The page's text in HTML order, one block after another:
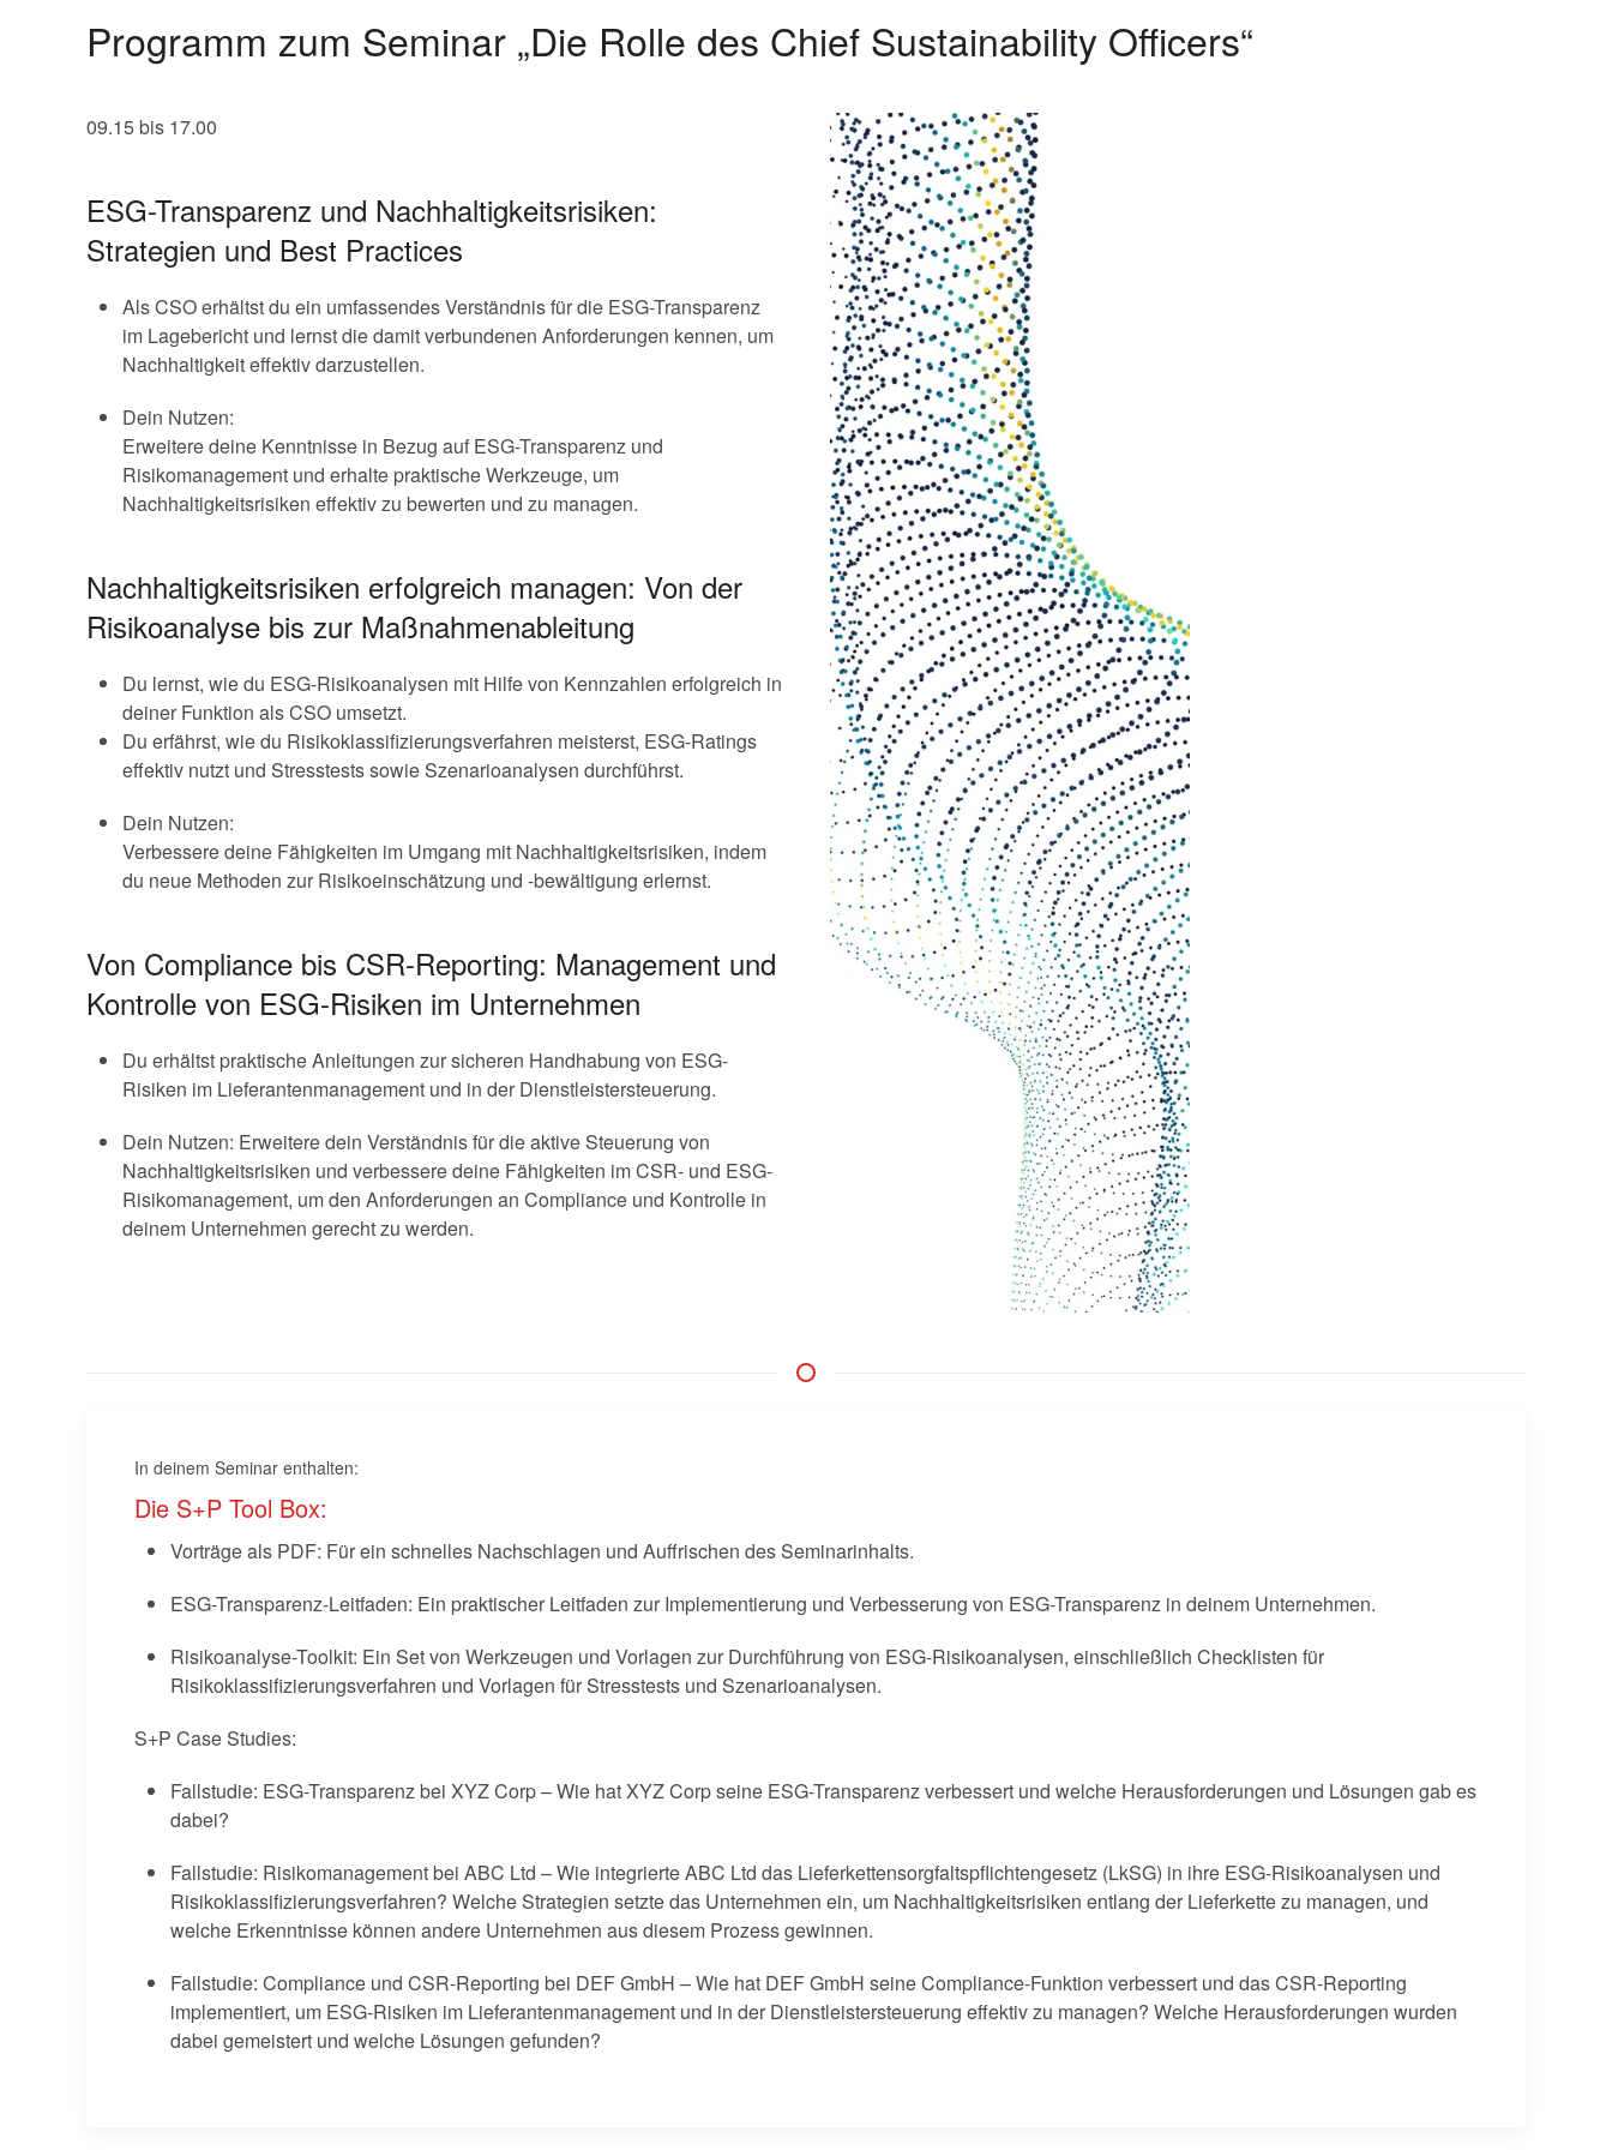
Programm zum Seminar „Die Rolle des Chief Sustainability Officers“
09.15 bis 17.00
ESG-Transparenz und Nachhaltigkeitsrisiken:
Strategien und Best Practices
Als CSO erhältst du ein umfassendes Verständnis für die ESG-Transparenz
im Lagebericht und lernst die damit verbundenen Anforderungen kennen, um
Nachhaltigkeit effektiv darzustellen.
Dein Nutzen:
Erweitere deine Kenntnisse in Bezug auf ESG-Transparenz und
Risikomanagement und erhalte praktische Werkzeuge, um
Nachhaltigkeitsrisiken effektiv zu bewerten und zu managen.
Nachhaltigkeitsrisiken erfolgreich managen: Von der
Risikoanalyse bis zur Maßnahmenableitung
Du lernst, wie du ESG-Risikoanalysen mit Hilfe von Kennzahlen erfolgreich in
deiner Funktion als CSO umsetzt.
Du erfährst, wie du Risikoklassifizierungsverfahren meisterst, ESG-Ratings
effektiv nutzt und Stresstests sowie Szenarioanalysen durchführst.
Dein Nutzen:
Verbessere deine Fähigkeiten im Umgang mit Nachhaltigkeitsrisiken, indem
du neue Methoden zur Risikoeinschätzung und -bewältigung erlernst.
Von Compliance bis CSR-Reporting: Management und
Kontrolle von ESG-Risiken im Unternehmen
Du erhältst praktische Anleitungen zur sicheren Handhabung von ESG-
Risiken im Lieferantenmanagement und in der Dienstleistersteuerung.
Dein Nutzen: Erweitere dein Verständnis für die aktive Steuerung von
Nachhaltigkeitsrisiken und verbessere deine Fähigkeiten im CSR- und ESG-
Risikomanagement, um den Anforderungen an Compliance und Kontrolle in
deinem Unternehmen gerecht zu werden.
In deinem Seminar enthalten:
Die S+P Tool Box:
Vorträge als PDF: Für ein schnelles Nachschlagen und Auffrischen des Seminarinhalts.
ESG-Transparenz-Leitfaden: Ein praktischer Leitfaden zur Implementierung und Verbesserung von ESG-Transparenz in deinem Unternehmen.
Risikoanalyse-Toolkit: Ein Set von Werkzeugen und Vorlagen zur Durchführung von ESG-Risikoanalysen, einschließlich Checklisten für
Risikoklassifizierungsverfahren und Vorlagen für Stresstests und Szenarioanalysen.
S+P Case Studies:
Fallstudie: ESG-Transparenz bei XYZ Corp – Wie hat XYZ Corp seine ESG-Transparenz verbessert und welche Herausforderungen und Lösungen gab es
dabei?
Fallstudie: Risikomanagement bei ABC Ltd – Wie integrierte ABC Ltd das Lieferkettensorgfaltspflichtengesetz (LkSG) in ihre ESG-Risikoanalysen und
Risikoklassifizierungsverfahren? Welche Strategien setzte das Unternehmen ein, um Nachhaltigkeitsrisiken entlang der Lieferkette zu managen, und
welche Erkenntnisse können andere Unternehmen aus diesem Prozess gewinnen.
Fallstudie: Compliance und CSR-Reporting bei DEF GmbH – Wie hat DEF GmbH seine Compliance-Funktion verbessert und das CSR-Reporting
implementiert, um ESG-Risiken im Lieferantenmanagement und in der Dienstleistersteuerung effektiv zu managen? Welche Herausforderungen wurden
dabei gemeistert und welche Lösungen gefunden?